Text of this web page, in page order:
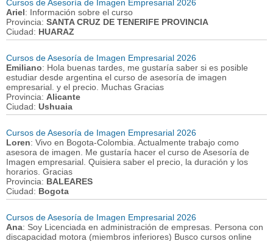
Cursos de Asesoría de Imagen Empresarial 2026
Ariel: Información sobre el curso
Provincia: SANTA CRUZ DE TENERIFE PROVINCIA
Ciudad: HUARAZ
Cursos de Asesoría de Imagen Empresarial 2026
Emiliano: Hola buenas tardes, me gustaría saber si es posible
estudiar desde argentina el curso de asesoría de imagen
empresarial. y el precio. Muchas Gracias
Provincia: Alicante
Ciudad: Ushuaia
Cursos de Asesoría de Imagen Empresarial 2026
Loren: Vivo en Bogota-Colombia. Actualmente trabajo como
asesora de imagen. Me gustaría hacer el curso de Asesoría de
Imagen empresarial. Quisiera saber el precio, la duración y los
horarios. Gracias
Provincia: BALEARES
Ciudad: Bogota
Cursos de Asesoría de Imagen Empresarial 2026
Ana: Soy Licenciada en administración de empresas. Persona con
discapacidad motora (miembros inferiores) Busco cursos online